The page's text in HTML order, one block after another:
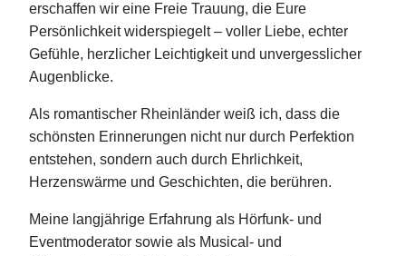
erschaffen wir eine Freie Trauung, die Eure
Persönlichkeit widerspiegelt – voller Liebe, echter
Gefühle, herzlicher Leichtigkeit und unvergesslicher
Augenblicke.
Als romantischer Rheinländer weiß ich, dass die
schönsten Erinnerungen nicht nur durch Perfektion
entstehen, sondern auch durch Ehrlichkeit,
Herzenswärme und Geschichten, die berühren.
Meine langjährige Erfahrung als Hörfunk- und
Eventmoderator sowie als Musical- und